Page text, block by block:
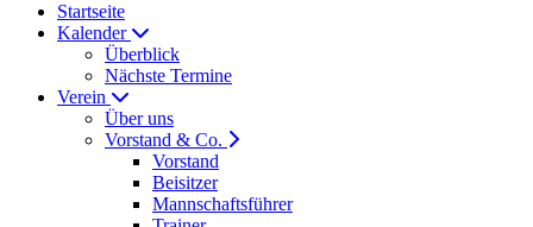
Startseite
Kalender
Überblick
Nächste Termine
Verein
Über uns
Vorstand & Co.
Vorstand
Beisitzer
Mannschaftsführer